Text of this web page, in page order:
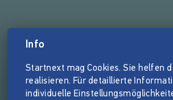
Info
Startnext mag Cookies. Sie helfen
realisieren. Für detaillierte
individuelle